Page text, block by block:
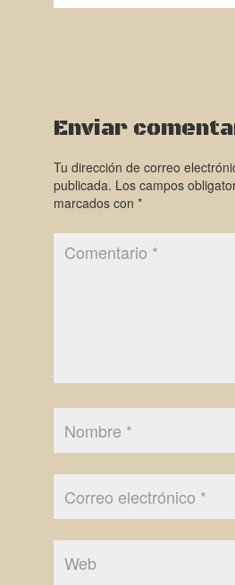
Enviar
Tu dirección de correo
publicada. Los campos
marcados con *